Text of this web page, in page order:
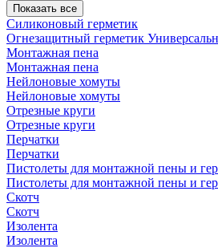
Показать все
Силиконовый герметик
Огнезащитный герметик
Монтажная пена
Монтажная пена
Нейлоновые хомуты
Нейлоновые хомуты
Отрезные круги
Отрезные круги
Перчатки
Перчатки
Пистолеты для монтажной пены и
Пистолеты для монтажной пены и
Скотч
Скотч
Изолента
Изолента